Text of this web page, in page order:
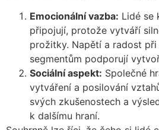
Emocionální vazba: Lidé se
připojují, protože vytváří
prožitky. Napětí a radost
segmentům podporují
Sociální aspekt: Společné
vytváření a posilování
svých zkušenostech a
k dalšímu hraní.